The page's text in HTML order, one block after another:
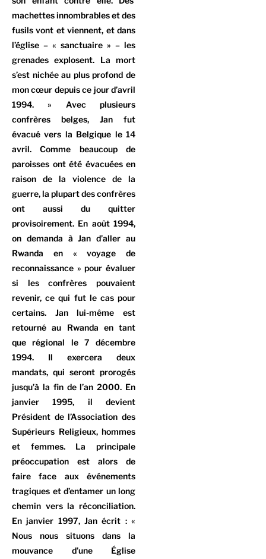
machettes innombrables et des
fusils vont et viennent, et dans
l’église – « sanctuaire » – les
grenades explosent. La mort
s’est nichée au plus profond de
mon cœur depuis ce jour d’avril
1994. » Avec plusieurs
confrères belges, Jan fut
évacué vers la Belgique le 14
avril. Comme beaucoup de
paroisses ont été évacuées en
raison de la violence de la
guerre, la plupart des confrères
ont aussi du quitter
provisoirement. En août 1994,
on demanda à Jan d’aller au
Rwanda en « voyage de
reconnaissance » pour évaluer
si les confrères pouvaient
revenir, ce qui fut le cas pour
certains. Jan lui-même est
retourné au Rwanda en tant
que régional le 7 décembre
1994. Il exercera deux
mandats, qui seront prorogés
jusqu’à la fin de l’an 2000. En
janvier 1995, il devient
Président de l’Association des
Supérieurs Religieux, hommes
et femmes. La principale
préoccupation est alors de
faire face aux événements
tragiques et d’entamer un long
chemin vers la réconciliation.
En janvier 1997, Jan écrit : «
Nous nous situons dans la
mouvance d’une Église